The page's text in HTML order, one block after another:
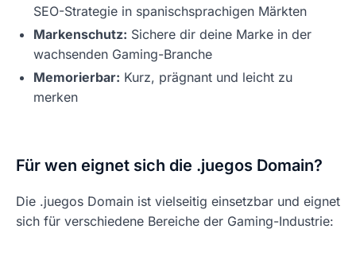
SEO-Strategie in spanischsprachigen Märkten
Markenschutz: Sichere dir deine Marke in der
wachsenden Gaming-Branche
Memorierbar: Kurz, prägnant und leicht zu
merken
Für wen eignet sich die .juegos Domain?
Die .juegos Domain ist vielseitig einsetzbar und eignet
sich für verschiedene Bereiche der Gaming-Industrie: